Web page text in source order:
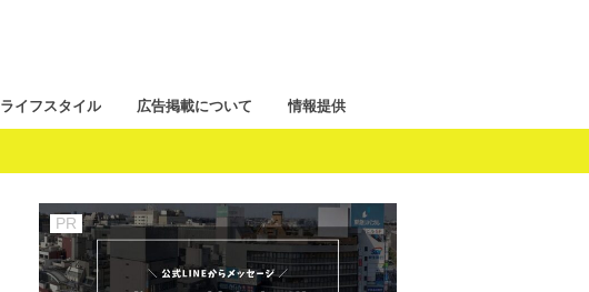
ライフスタイル 広告掲載について 情報提供